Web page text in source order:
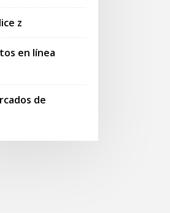
z
en línea
de